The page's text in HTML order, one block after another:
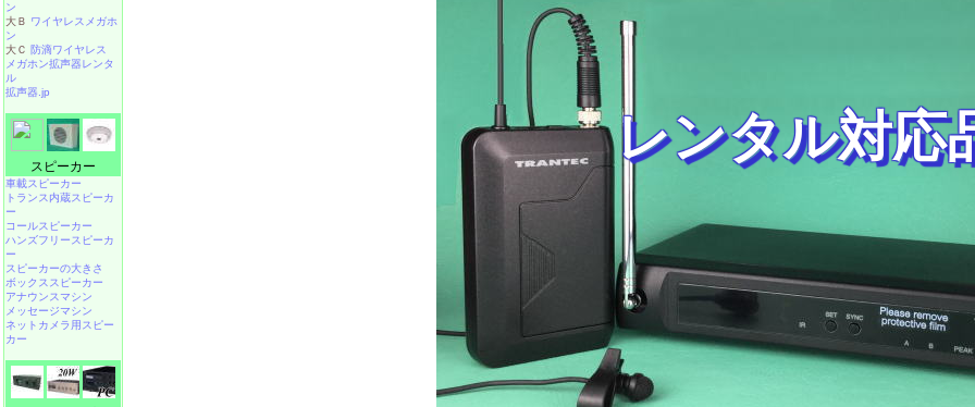
レンタル対応
ン
大Ｂ ワイヤレスメガホ
ン
大Ｃ 防滴ワイヤレス
メガホン拡声器レンタ
ル
拡声器.jp
スピーカー
車載スピーカー
トランス内蔵スピーカ
ー
コールスピーカー
ハンズフリースピーカ
ー
スピーカーの大きさ
ボックススピーカー
アナウンスマシン
メッセージマシン
ネットカメラ用スピー
カー